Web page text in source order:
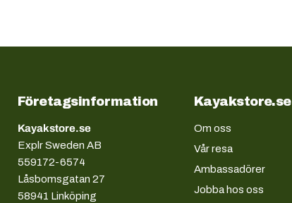
Företagsinformation
Kayakstore.se
Explr Sweden AB
559172-6574
Låsbomsgatan 27
58941 Linköping
Kayakstore.se
Om oss
Vår resa
Ambassadörer
Jobba hos oss